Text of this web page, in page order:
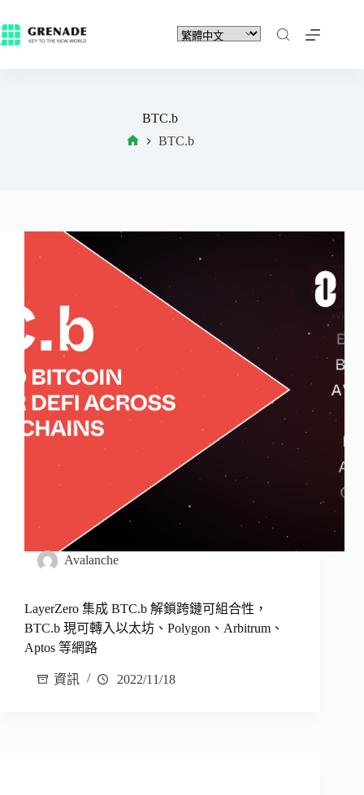
BTC.b
BTC.b
Avalanche
LayerZero 集成 BTC.b 解鎖跨鏈可組合性，
BTC.b 現可轉入以太坊、Polygon、Arbitrum、
Aptos 等網路
資訊 2022/11/18